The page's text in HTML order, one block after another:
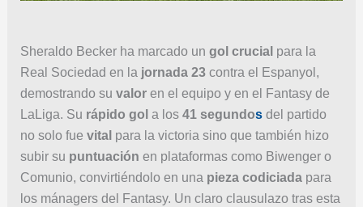
Sheraldo Becker ha marcado un gol crucial para la
Real Sociedad en la jornada 23contra el Espanyol,
demostrando su valoren el equipo y en el Fantasy de
LaLiga. Su rápido gol a los 41 segundosdel partido
no solo fue vital para la victoria sino que también hizo
subir su puntuación en plataformas como Biwenger o
Comunio, convirtiéndolo en una pieza codiciadapara
los mánagers del Fantasy. Un claro clausulazo tras esta